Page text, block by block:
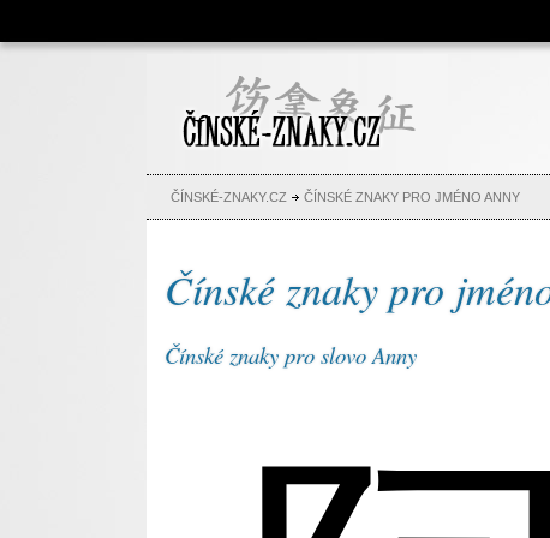
Čínské znaky, česko-čínský
slovník, abeceda, jména,
tetování
ČÍNSKÉ-ZNAKY.CZ ČÍNSKÉ ZNAKY PRO JMÉNO ANNY
Čínské znaky pro
Čínské znaky pro slovo Anny